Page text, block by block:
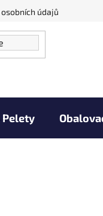
údajů
Pelety